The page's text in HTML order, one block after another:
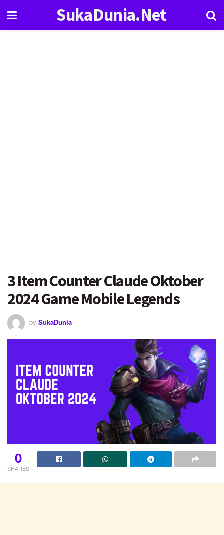
SukaDunia.Net
3 Item Counter Claude Oktober
2024 Game Mobile Legends
by SukaDunia
0
SHARES